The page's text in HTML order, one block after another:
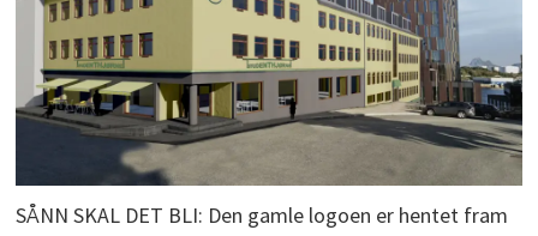
SÅNN SKAL DET BLI: Den gamle logoen er hentet fram